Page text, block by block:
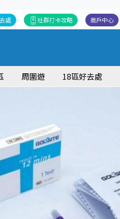
商戶中心
社群打卡攻略
處
周圍遊 18區好去處